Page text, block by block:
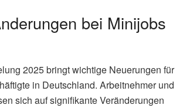
bei Minijobs
2025 bringt wichtige Neuerungen für
in Deutschland. Arbeitnehmer und
sich auf signifikante Veränderungen